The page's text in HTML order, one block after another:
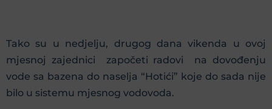
Tako su u nedjelju, drugog dana vikenda u ovoj
mjesnoj zajednici započeti radovi na dovođenju
vode sa bazena do naselja “Hotići” koje do sada nije
bilo u sistemu mjesnog vodovoda.